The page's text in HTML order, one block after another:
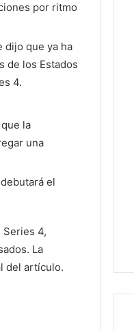
por ritmo
dijo que ya ha
de los Estados
4.
la
una
el
4,
La
del artículo.